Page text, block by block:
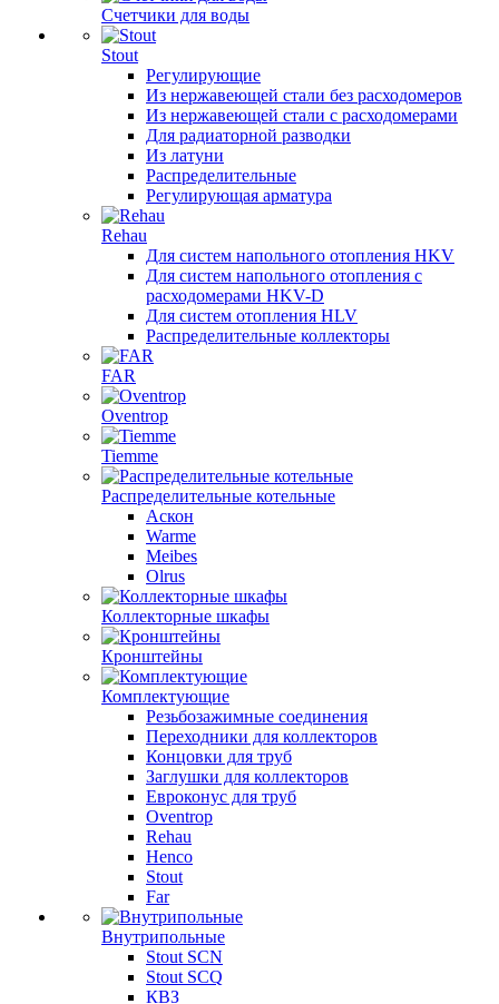
Счетчики для воды
Stout
Регулирующие
Из нержавеющей стали без расходомеров
Из нержавеющей стали с расходомерами
Для радиаторной разводки
Из латуни
Распределительные
Регулирующая арматура
Rehau
Для систем напольного отопления HKV
Для систем напольного отопления с
расходомерами HKV-D
Для систем отопления HLV
Распределительные коллекторы
FAR
Oventrop
Tiemme
Распределительные котельные
Аскон
Warme
Meibes
Olrus
Коллекторные шкафы
Кронштейны
Комплектующие
Резьбозажимные соединения
Переходники для коллекторов
Концовки для труб
Заглушки для коллекторов
Евроконус для труб
Oventrop
Rehau
Henco
Stout
Far
Внутрипольные
Stout SCN
Stout SCQ
КВЗ